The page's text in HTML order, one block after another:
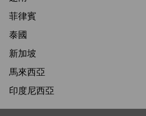
菲律賓
泰國
新加坡
馬來西亞
印度尼西亞